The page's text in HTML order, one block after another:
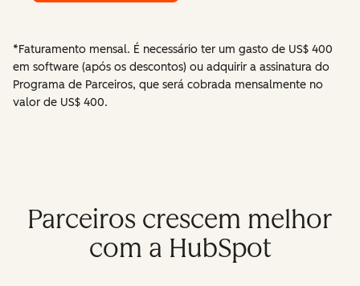
*Faturamento mensal. É necessário ter um gasto de US$ 400
em software (após os descontos) ou adquirir a assinatura do
Programa de Parceiros, que será cobrada mensalmente no
valor de US$ 400.
Parceiros crescem melhor
com a HubSpot